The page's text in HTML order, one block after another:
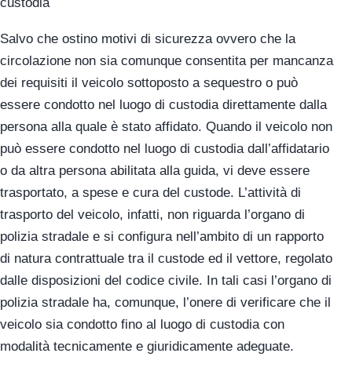
Salvo che ostino motivi di sicurezza ovvero che la
circolazione non sia comunque consentita per mancanza
dei requisiti il veicolo sottoposto a sequestro o può
essere condotto nel luogo di custodia direttamente dalla
persona alla quale è stato affidato. Quando il veicolo non
può essere condotto nel luogo di custodia dall’affidatario
o da altra persona abilitata alla guida, vi deve essere
trasportato, a spese e cura del custode. L’attività di
trasporto del veicolo, infatti, non riguarda l’organo di
polizia stradale e si configura nell’ambito di un rapporto
di natura contrattuale tra il custode ed il vettore, regolato
dalle disposizioni del codice civile. In tali casi l’organo di
polizia stradale ha, comunque, l’onere di verificare che il
veicolo sia condotto fino al luogo di custodia con
modalità tecnicamente e giuridicamente adeguate.